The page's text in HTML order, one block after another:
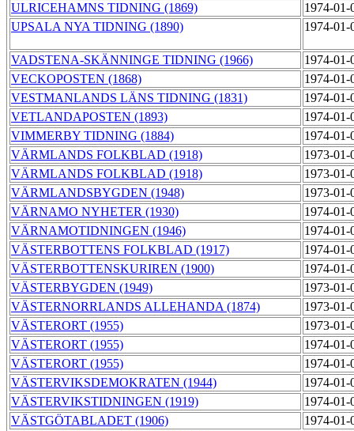
ULRICEHAMNS TIDNING (1869)
1974-
UPSALA NYA TIDNING (1890)
1974-
VADSTENA-SKÄNNINGE TIDNING (1966)
1974-
VECKOPOSTEN (1868)
1974-
VESTMANLANDS LÄNS TIDNING (1831)
1974-
VETLANDAPOSTEN (1893)
1974-
VIMMERBY TIDNING (1884)
1974-
VÄRMLANDS FOLKBLAD (1918)
1973-
VÄRMLANDS FOLKBLAD (1918)
1973-
VÄRMLANDSBYGDEN (1948)
1973-
VÄRNAMO NYHETER (1930)
1974-
VÄRNAMOTIDNINGEN (1946)
1974-
VÄSTERBOTTENS FOLKBLAD (1917)
1974-
VÄSTERBOTTENSKURIREN (1900)
1974-
VÄSTERBYGDEN (1949)
1973-
VÄSTERNORRLANDS ALLEHANDA (1874)
1973-
VÄSTERORT (1955)
1973-
VÄSTERORT (1955)
1974-
VÄSTERORT (1955)
1974-
VÄSTERVIKSDEMOKRATEN (1944)
1974-
VÄSTERVIKSTIDNINGEN (1919)
1974-
VÄSTGÖTABLADET (1906)
1974-